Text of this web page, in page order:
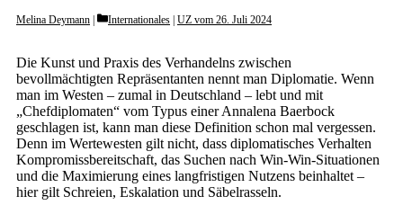
Melina Deymann Categories
Internationales UZ vom 26. Juli 2024
Die Kunst und Praxis des Verhandelns zwischen
bevollmächtigten Repräsentanten nennt man Diplomatie. Wenn
man im Westen – zumal in Deutschland – lebt und mit
„Chefdiplomaten“ vom Typus einer Annalena Baer­bock
geschlagen ist, kann man diese Definition schon mal vergessen.
Denn im Wertewesten gilt nicht, dass diplomatisches Verhalten
Kompromissbereitschaft, das Suchen nach Win-Win-Situationen
und die Maximierung eines langfristigen Nutzens beinhaltet –
hier gilt Schreien, Eskalation und Säbelrasseln.